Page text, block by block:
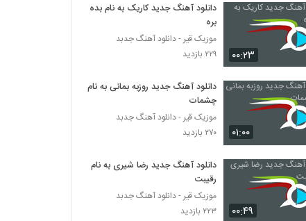
دانلود آهنگ مجتبی جعفری سربار
۲۹۶ بازدید
دانلود آهنگ جدید و زیبای محمد خدابنده با نام
پیشم بمون
۲۳۶ بازدید
آهنگ نه نرو (رمیکس جدید) از سیروان
خسروی(پاپ)
۲۸۰ بازدید
دانلود آهنگ فرزاد بختیاری شیدایی
۲۴۲ بازدید
۰۰:۲۳
دانلود آهنگ جدید کاریک به نام بده
بره
موزیک قیر - دانلود آهنگ جدبد
۲۲۹ بازدید
۰۱:۰۰
دانلود آهنگ جدید روزبه بمانی به نام
چشمات
موزیک قیر - دانلود آهنگ جدبد
۲۷۰ بازدید
۰۰:۴۹
دانلود آهنگ جدید رضا شیری به نام
رقیبت
موزیک قیر - دانلود آهنگ جدبد
۲۲۳ بازدید